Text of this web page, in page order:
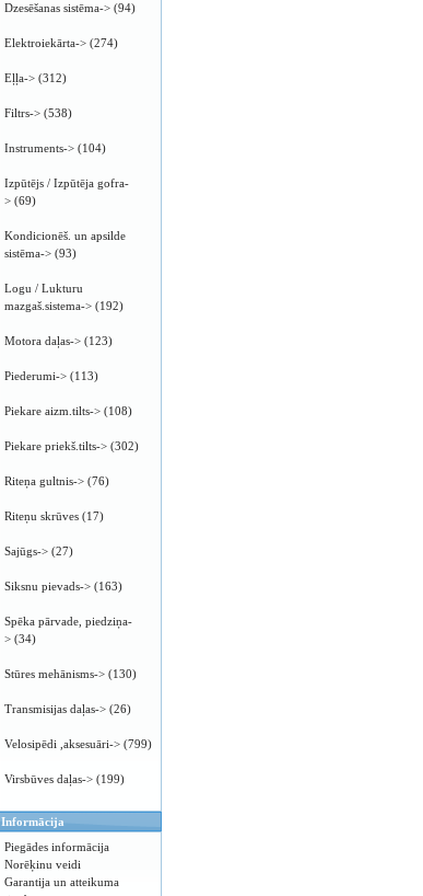
Dzesēšanas sistēma-> (94)
Elektroiekārta-> (274)
Eļļa-> (312)
Filtrs-> (538)
Instruments-> (104)
Izpūtējs / Izpūtēja gofra-
> (69)
Kondicionēš. un apsilde
sistēma-> (93)
Logu / Lukturu
mazgaš.sistema-> (192)
Motora daļas-> (123)
Piederumi-> (113)
Piekare aizm.tilts-> (108)
Piekare priekš.tilts-> (302)
Riteņa gultnis-> (76)
Riteņu skrūves (17)
Sajūgs-> (27)
Siksnu pievads-> (163)
Spēka pārvade, piedziņa-
> (34)
Stūres mehānisms-> (130)
Transmisijas daļas-> (26)
Velosipēdi ,aksesuāri-> (799)
Virsbūves daļas-> (199)
Informācija
Piegādes informācija
Norēķinu veidi
Garantija un atteikuma